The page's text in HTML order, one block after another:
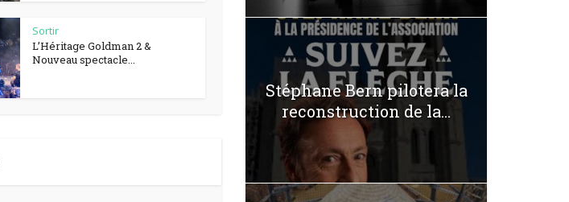
Sortir
L’Héritage Goldman 2 &
Nouveau spectacle...
Stéphane Bern pilotera la
reconstruction de la...